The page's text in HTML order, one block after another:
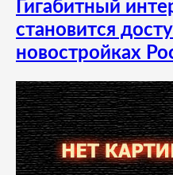
Гигабитный
становится
новостройках